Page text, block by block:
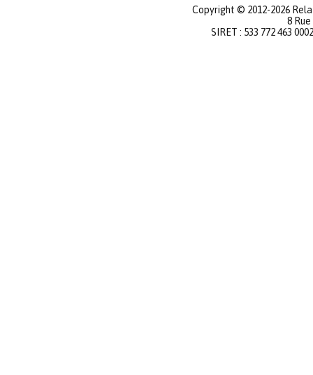
Copyright © 2012-2026
8
SIRET : 533 772 463